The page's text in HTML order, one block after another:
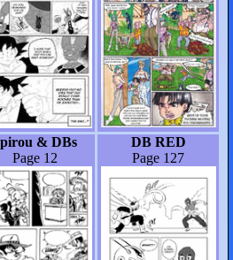
& DBs
Page 12
DB RED
Page 127